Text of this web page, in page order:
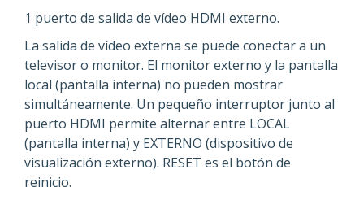
1 puerto de salida de vídeo HDMI externo.
La salida de vídeo externa se puede conectar a un
televisor o monitor. El monitor externo y la pantalla
local (pantalla interna) no pueden mostrar
simultáneamente. Un pequeño interruptor junto al
puerto HDMI permite alternar entre LOCAL
(pantalla interna) y EXTERNO (dispositivo de
visualización externo). RESET es el botón de
reinicio.